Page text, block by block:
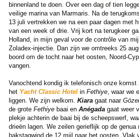
binnenland te doen. Over een dag of tien
veilige marina van Marmaris. Na de
13 juli vertrekken we na een paar dagen met
van een week of drie. Vrij kort na terugkeer
Holland, in mijn geval voor de contrôle van
Zoladex-injectie. Dan zijn we omtreeks 25
boord om de tocht naar het oosten, Noord-
vangen.
Vanochtend kondig ik telefonisch onze komst
het Yacht Classic Hotelin Fethiye, waar we
liggen. We zijn welkom. Kiaragaat naar
de grote Fethiyebaai en Anégadagaat weer
plekje achterin de baai bij de scheepswerf,
drieën lagen. We zeilen gerieflijk op de genua
bakstagwind de 12 mijl naar het oosten. Vlak